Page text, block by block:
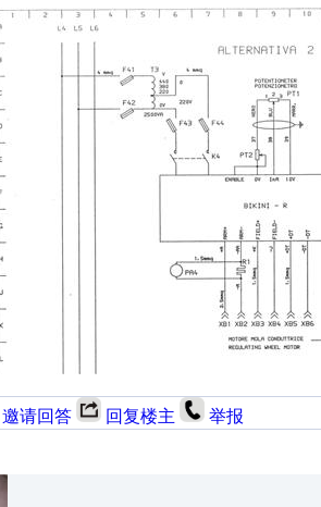
邀请回答 回复楼主 举报